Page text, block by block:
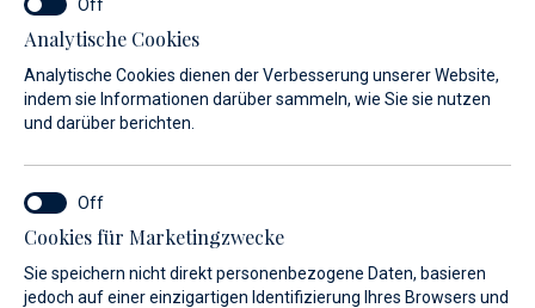
Spezialitäten der kroatischen Küche in unseren Restaurants
und genießen Sie das breite Leistungsangebot, das unter
anderem einen Pool, ein Fitness-Studio und ein Wein- und
Souvenirgeschäft umfasst.
Gastronomie
Analytische Cookies
Analytische Cookies dienen der Verbesserung unserer Website,
indem sie Informationen darüber sammeln, wie Sie sie nutzen
und darüber berichten.
Cookies für Marketingzwecke
Sie speichern nicht direkt personenbezogene Daten, basieren
jedoch auf einer einzigartigen Identifizierung Ihres Browsers und